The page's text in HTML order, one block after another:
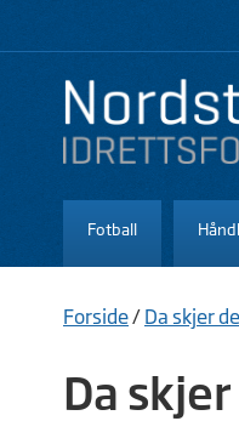
Fotball
Forside/ Da skjer
Da